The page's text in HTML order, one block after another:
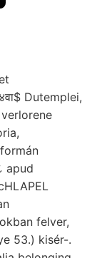
apud
felver,
53.) kisér-.